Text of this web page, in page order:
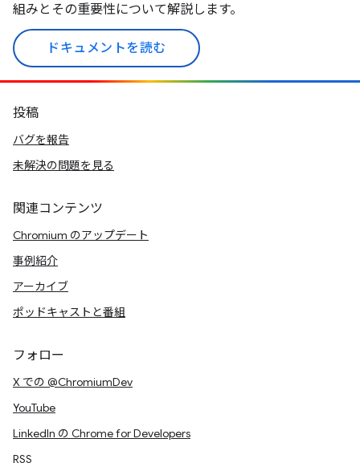
組みとその重要性について解説します。
ドキュメントを読む
投稿
バグを報告
未解決の問題を見る
関連コンテンツ
Chromium のアップデート
事例紹介
アーカイブ
ポッドキャストと番組
フォロー
X での @ChromiumDev
YouTube
LinkedIn の Chrome for Developers
RSS